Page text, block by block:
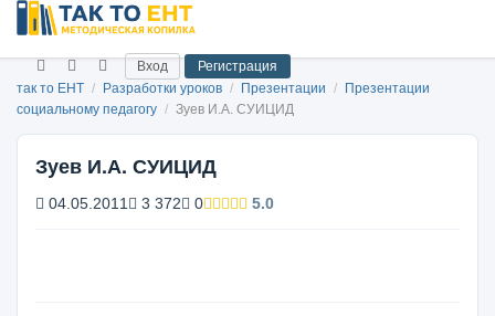
Вход
Регистрация
так то ЕНТ / Разработки уроков / Презентации /
Презентации
социальному педагогу / Зуев И.А. СУИЦИД
Зуев И.А. СУИЦИД
04.05.2011 3 372 0 5.0